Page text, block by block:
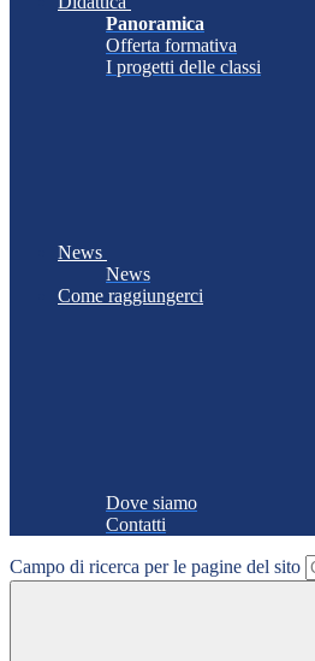
Panoramica
Offerta formativa
I progetti delle classi
News
News
Come raggiungerci
Dove siamo
Contatti
Campo di ricerca per le pagine del sito